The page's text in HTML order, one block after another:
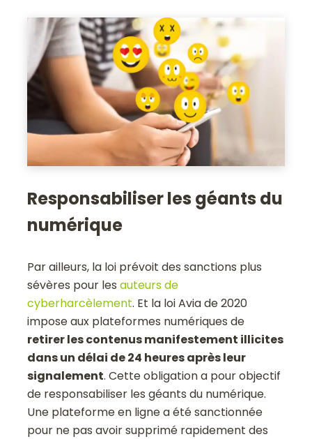
Responsabiliser les géants du
numérique
Par ailleurs, la loi prévoit des sanctions plus
sévères pour lesauteurs de
cyberharcèlement. Et la loi Avia de 2020
impose aux plateformes numériques de
retirer les contenus manifestement illicites
dans un délai de 24 heures après leur
signalement. Cette obligation a pour objectif
de responsabiliser les géants du numérique.
Une plateforme en ligne a été sanctionnée
pour ne pas avoir supprimé rapidement des